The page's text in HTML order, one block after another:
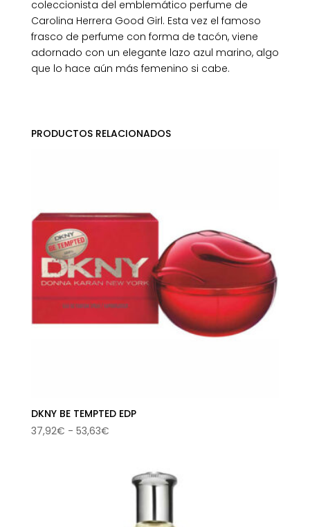
coleccionista del emblemático perfume de
Carolina Herrera Good Girl. Esta vez el famoso
frasco de perfume con forma de tacón, viene
adornado con un elegante lazo azul marino, algo
que lo hace aún más femenino si cabe.
PRODUCTOS RELACIONADOS
DKNY BE TEMPTED EDP
37,92€ - 53,63€Rango
desde
37,92€